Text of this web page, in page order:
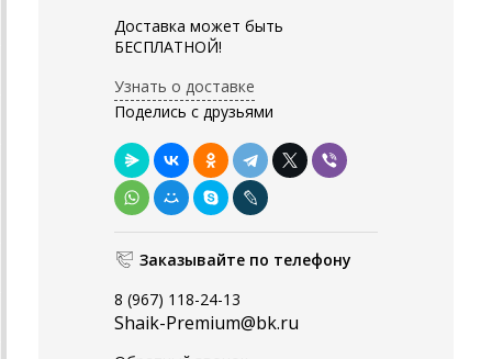
Доставка может быть
БЕСПЛАТНОЙ!
Узнать о доставке
Поделись с друзьями
Заказывайте по телефону
8 (967) 118-24-13
Shaik-Premium@bk.ru